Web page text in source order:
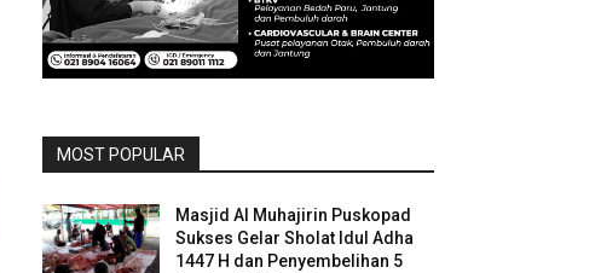
MOST POPULAR
Masjid Al Muhajirin Puskopad
Sukses Gelar Sholat Idul Adha
1447 H dan Penyembelihan 5